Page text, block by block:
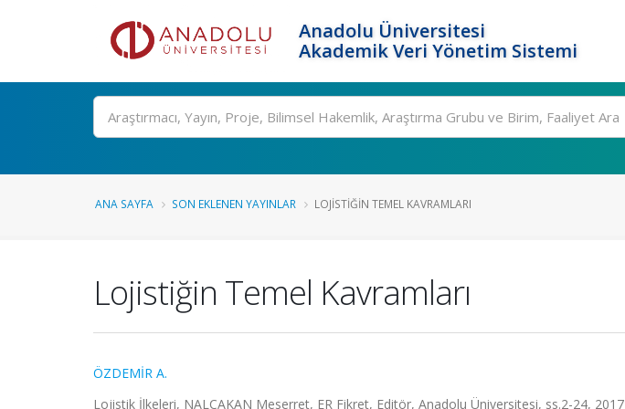
Anadolu Üniversitesi
Akademik Veri Yönetim Sistemi
Ara
ANA SAYFA SON EKLENEN YAYINLAR LOJISTIĞIN TEMEL KAVRAMLARI
Lojistiğin Temel Kavramları
ÖZDEMİR A.
Lojistik İlkeleri, NALÇAKAN Meserret, ER Fikret, Editör, Anadolu Üniversitesi, ss.2-24, 2017